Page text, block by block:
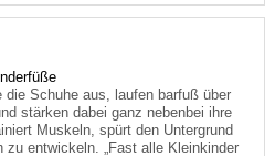
die Schuhe aus, laufen barfuß über
stärken dabei ganz nebenbei ihre
Muskeln, spürt den Untergrund
entwickeln. „Fast alle Kleinkinder